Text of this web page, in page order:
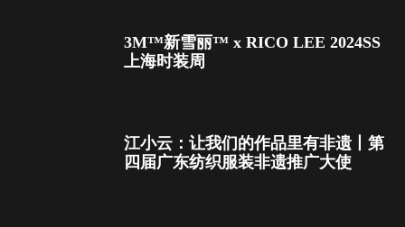
3M™新雪丽™ x RICO LEE 2024SS
上海时装周
江小云：让我们的作品里有非遗丨第
四届广东纺织服装非遗推广大使